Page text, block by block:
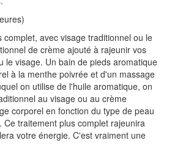
complet, avec visage traditionnel ou le
de crème ajouté à rajeunir vos
le visage. Un bain de pieds aromatique
à la menthe poivrée et d'un massage
on utilise de l'huile aromatique, on
au visage ou au crème
corporel en fonction du type de peau
traitement plus complet rajeunira
votre énergie. C'est vraiment une